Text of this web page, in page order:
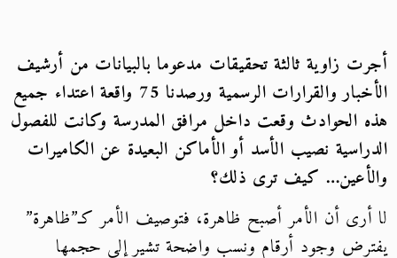
أجرت زاوية ثالثة تحقيقات مدعوما بالبيانات من أرشيف
الأخبار والقرارات الرسمية ورصدنا 75 واقعة اعتداء جميع
هذه الحوادث وقعت داخل مرافق المدرسة وكانت للفصول
الدراسية نصيب الأسد أو الأماكن البعيدة عن الكاميرات
والأعين… كيف ترى ذلك؟
لا أرى أن الأمر أصبح ظاهرة، فتوصيف الأمر كـ”ظاهرة”
يفترض وجود أرقام ونسب واضحة تشير إلى حجمها